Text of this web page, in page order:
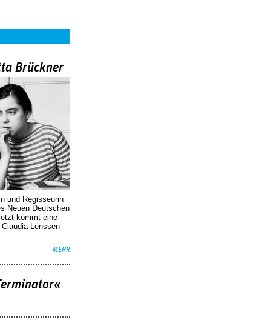
Brückner
und Regisseurin
Neuen Deutschen
kommt eine
Lenssen
MEHR